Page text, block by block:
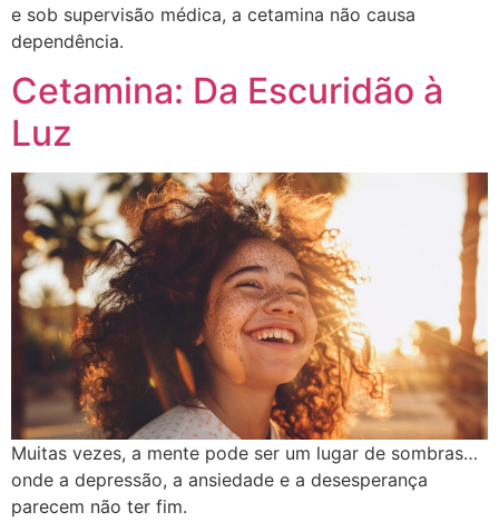
e sob supervisão médica, a cetamina não causa
dependência.
Cetamina: Da Escuridão à
Luz
Muitas vezes, a mente pode ser um lugar de sombras…
onde a depressão, a ansiedade e a desesperança
parecem não ter fim.